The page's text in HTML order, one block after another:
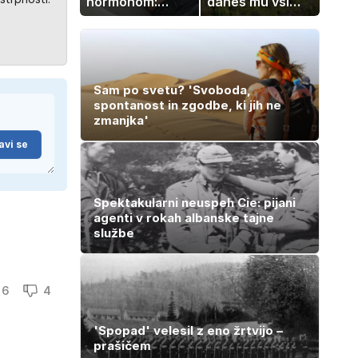
se
6 4
zakaj se poleti
počutimo
zavidajo
Sam po svetu? 'Svoboda,
spontanost in zgodbe, ki jih ne
zmanjka'
Spektakularni neuspeh Cie: pijani
agenti v rokah albanske tajne
službe
'Spopad' velesil z eno žrtvijo –
prašičem